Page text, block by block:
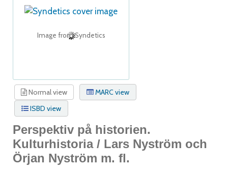
Image from Syndetics
Normal view
MARC view
ISBD view
Perspektiv på historien.
Kulturhistoria / Lars Nyström och
Örjan Nyström m. fl.